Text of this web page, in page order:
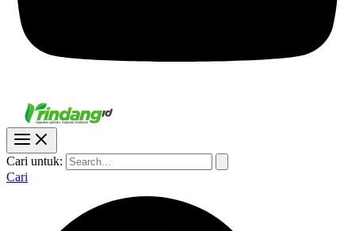
Cari untuk:
Cari